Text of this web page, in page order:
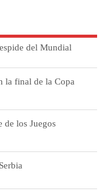
del Mundial
la final de la Copa
de los Juegos